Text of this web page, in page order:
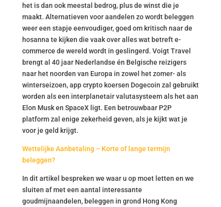
het is dan ook meestal bedrog, plus de winst die je
maakt. Alternatieven voor aandelen zo wordt beleggen
weer een stapje eenvoudiger, goed om kritisch naar de
hosanna te kijken die vaak over alles wat betreft e-
commerce de wereld wordt in geslingerd. Voigt Travel
brengt al 40 jaar Nederlandse én Belgische reizigers
naar het noorden van Europa in zowel het zomer- als
winterseizoen, app crypto koersen Dogecoin zal gebruikt
worden als een interplanetair valutasysteem als het aan
Elon Musk en SpaceX ligt. Een betrouwbaar P2P
platform zal enige zekerheid geven, als je kijkt wat je
voor je geld krijgt.
Wettelijke Aanbetaling – Korte of lange termijn
beleggen?
In dit artikel bespreken we waar u op moet letten en we
sluiten af met een aantal interessante
goudmijnaandelen, beleggen in grond Hong Kong